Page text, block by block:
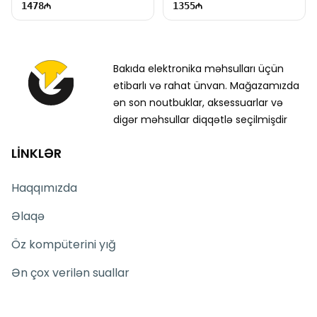
1478 1355
Bakıda elektronika məhsulları üçün
etibarlı və rahat ünvan. Mağazamızda
ən son noutbuklar, aksessuarlar və
digər məhsullar diqqətlə seçilmişdir
LİNKLƏR
Haqqımızda
Əlaqə
Öz kompüterini yığ
Ən çox verilən suallar